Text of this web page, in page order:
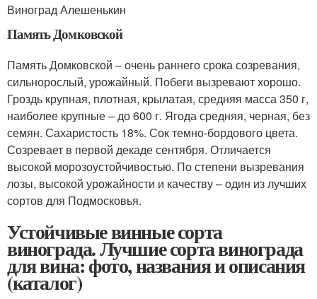
Виноград Алешенькин
Память Домковской
Память Домковской – очень раннего срока созревания,
сильнорослый, урожайный. Побеги вызревают хорошо.
Гроздь крупная, плотная, крылатая, средняя масса 350 г,
наиболее крупные – до 600 г. Ягода средняя, черная, без
семян. Сахаристость 18%. Сок темно-бордового цвета.
Созревает в первой декаде сентября. Отличается
высокой морозоустойчивостью. По степени вызревания
лозы, высокой урожайности и качеству – один из лучших
сортов для Подмосковья.
Устойчивые винные сорта
винограда. Лучшие сорта винограда
для вина: фото, названия и описания
(каталог)